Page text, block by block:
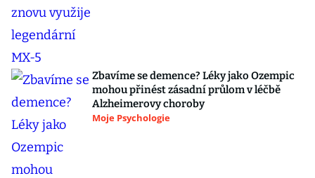
Zbavíme se demence? Léky jako Ozempic
mohou přinést zásadní průlom v léčbě
Alzheimerovy choroby
Moje Psychologie